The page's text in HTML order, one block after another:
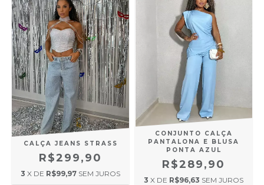
CALÇA JEANS STRASS
R$299,90
3 X DE R$99,97 SEM JUROS
CONJUNTO CALÇA
PANTALONA E BLUSA
PONTA AZUL
R$289,90
3 X DE R$96,63 SEM JUROS